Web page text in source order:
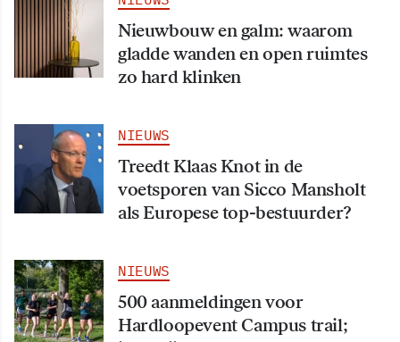
Nieuwbouw en galm: waarom
gladde wanden en open ruimtes
zo hard klinken
NIEUWS
Treedt Klaas Knot in de
voetsporen van Sicco Mansholt
als Europese top-bestuurder?
NIEUWS
500 aanmeldingen voor
Hardloopevent Campus trail;